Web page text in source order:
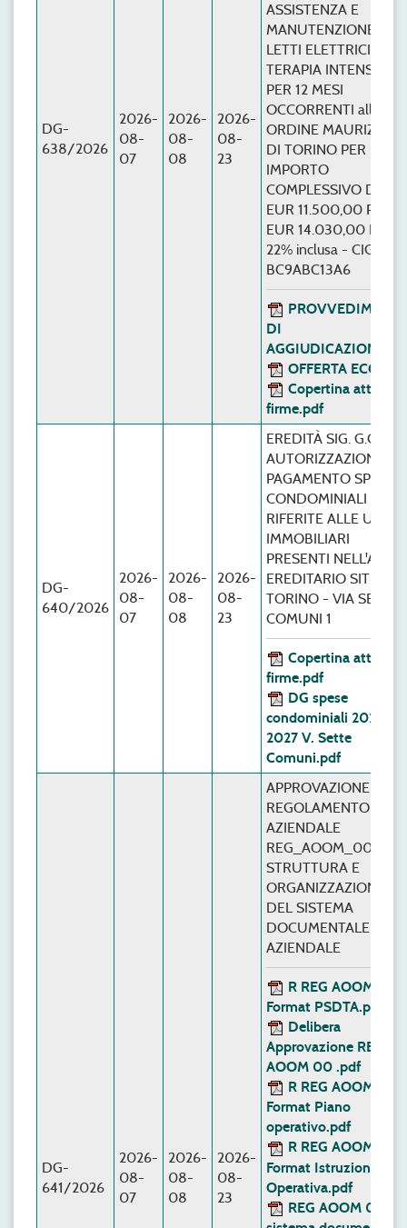
DG-
638/2026
2026-
08-
07
2026-
08-
08
2026-
08-
23
ASSISTENZA E
MANUTENZIONE
LETTI ELETTRICI PER
TERAPIA INTENSIVA
PER 12 MESI
OCCORRENTI all'A.O.
ORDINE
DI TORINO PER UN
IMPORTO
COMPLESSIVO DI
EUR 11.500,00 PARI A
EUR 14.030,00 IVA
22% inclusa - CIG N.
BC9ABC13A6
DI
OFFERTA ECO.pdf
Copertina atto con
firme.pdf
DG-
640/2026
2026-
08-
07
2026-
08-
08
2026-
08-
23
EREDITÀ SIG. G.Q. -
AUTORIZZAZIONE
PAGAMENTO SPESE
CONDOMINIALI
RIFERITE ALLE UNITÀ
IMMOBILIARI
PRESENTI NELL'ASSE
EREDITARIO SITE IN
TORINO - VIA SETTE
COMUNI 1
Copertina atto con
firme.pdf
DG spese
condominiali 2026
2027 V. Sette
Comuni.pdf
DG-
641/2026
2026-
08-
07
2026-
08-
08
2026-
08-
23
APPROVAZIONE DEL
REGOLAMENTO
AZIENDALE
REG_AOOM_00 -
STRUTTURA E
ORGANIZZAZIONE
DEL SISTEMA
DOCUMENTALE
AZIENDALE
R REG AOOM 00
Format PSDTA.pdf
Delibera
Approvazione REG
AOOM 00 .pdf
R REG AOOM 00
Format Piano
operativo.pdf
R REG AOOM 00
Format Istruzione
Operativa.pdf
REG AOOM 00 Il